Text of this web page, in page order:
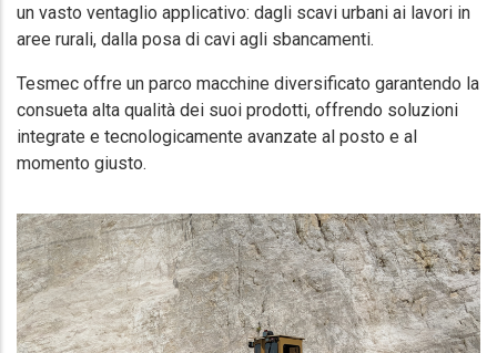
un vasto ventaglio applicativo: dagli scavi urbani ai lavori in
aree rurali, dalla posa di cavi agli sbancamenti.
Tesmec offre un parco macchine diversificato garantendo la
consueta alta qualità dei suoi prodotti, offrendo soluzioni
integrate e tecnologicamente avanzate al posto e al
momento giusto.